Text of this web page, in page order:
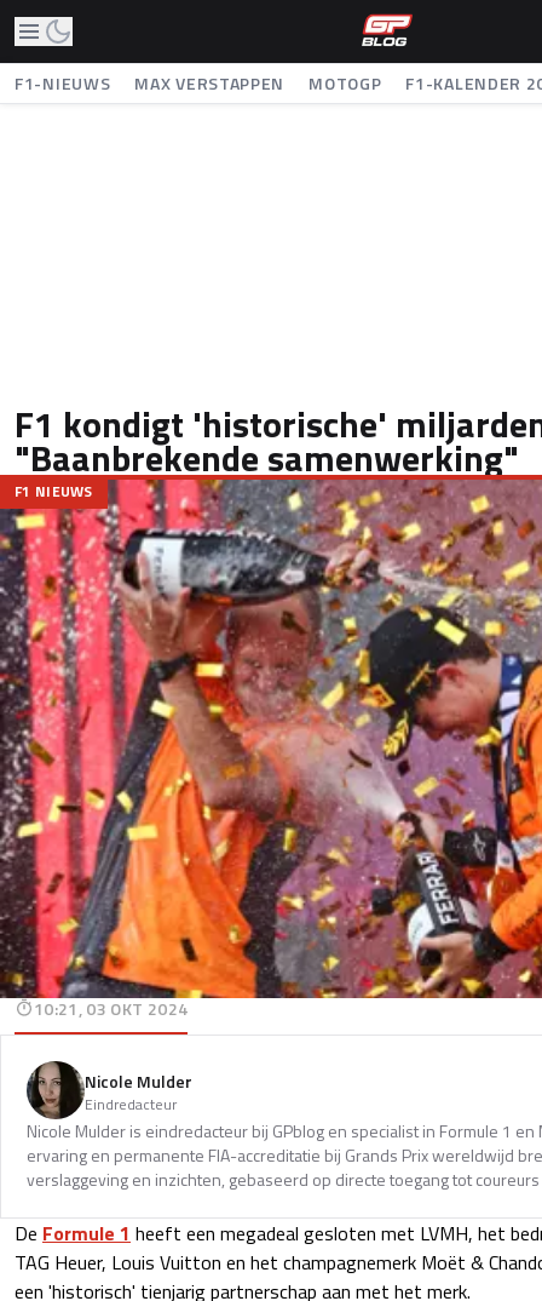
F1-NIEUWS MAX VERSTAPPEN MOTOGP F1-KALENDER
F1 kondigt 'historische'
"Baanbrekende samenwerking"
F1 NIEUWS
10:21, 03 OKT 2024
Nicole Mulder
Eindredacteur
Nicole Mulder is eindredacteur bij GPblog en specialist in Formule 1 en
ervaring en permanente FIA-accreditatie bij Grands Prix wereldwijd
verslaggeving en inzichten, gebaseerd op directe toegang tot
De Formule 1 heeft een megadeal gesloten met LVMH, het
TAG Heuer, Louis Vuitton en het champagnemerk Moët &
een 'historisch' tienjarig partnerschap aan met het merk.